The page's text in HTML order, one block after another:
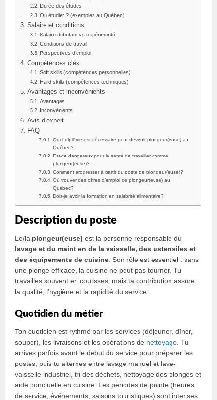
Durée des études
Où étudier ? (exemples au Québec)
Salaire et conditions
Salaire débutant vs expérimenté
Conditions de travail
Perspectives d’emploi
Compétences clés
Soft skills (compétences personnelles)
Hard skills (compétences techniques)
Avantages et inconvénients
Avantages
Inconvénients
Avis d’expert
FAQ
Quel diplôme est nécessaire pour devenir plongeur(euse) au
Québec?
Est-ce dangereux pour la santé de travailler comme
plongeur(euse)?
Comment progresser à partir du poste de plongeur(euse)?
Où trouver des offres d’emploi de plongeur(euse) au
Québec?
Dois-je avoir la formation en salubrité alimentaire?
Description du poste
Le/la plongeur(euse) est la personne responsable du
lavage et du maintien de la vaisselle, des ustensiles et
des équipements de cuisine . Son rôle est essentiel : sans
une plonge efficace, la cuisine ne peut pas tourner. Tu
travailles souvent en coulisses, mais ta contribution assure
la qualité, l’hygiène et la rapidité du service.
Quotidien du métier
Ton quotidien est rythmé par les services (déjeuner, dîner,
souper), les livraisons et les opérations de nettoyage . Tu
arrives parfois avant le début du service pour préparer les
postes, puis tu alternes entre lavage manuel et lave-
vaisselle industriel, tri des déchets, nettoyage des plonges et
aide ponctuelle en cuisine. Les périodes de pointe (heures
de service, événements, saisons touristiques) sont intenses